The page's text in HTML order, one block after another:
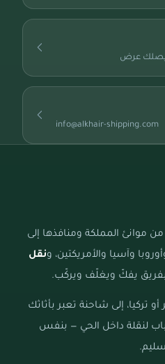
عرض
info@alkhair-shipping.com
موانئ المملكة ومنافذها إلى
وآسيا والأمريكتين، ونقل
يفكّ ويغلّف ويركّب.
تركيا، إلى شاحنة تعبر بأثاثك
لنقلة داخل الحي — بنفس